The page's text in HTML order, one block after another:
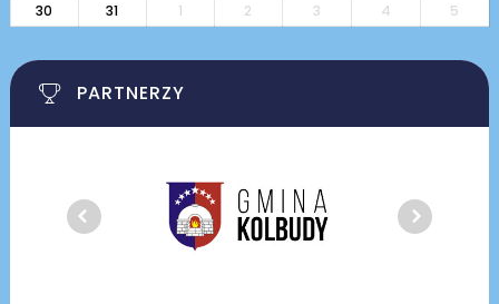
30
31 1 2 3 4 5
PARTNERZY